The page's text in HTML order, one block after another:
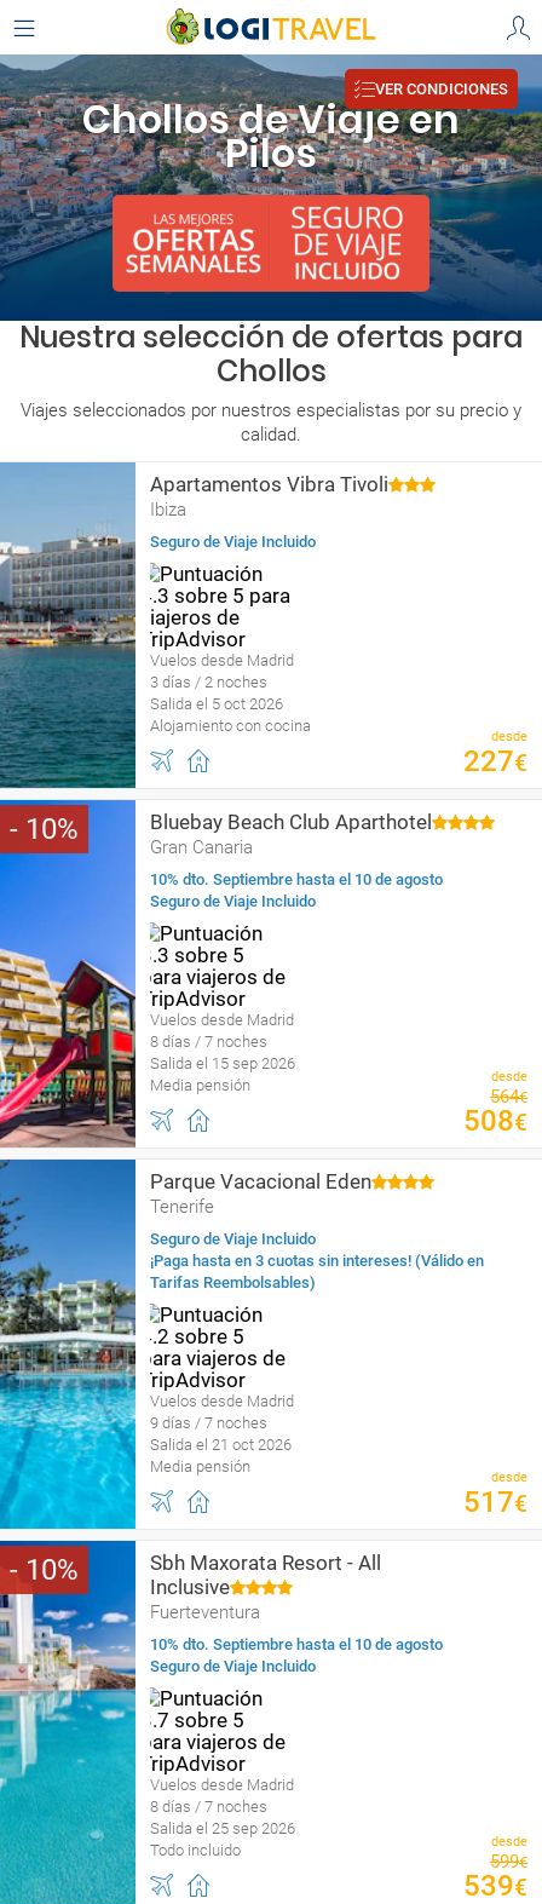
Chollos de Viaje en
Pilos
VER CONDICIONES
Nuestra selección de ofertas para
Chollos
Viajes seleccionados por nuestros especialistas por su precio y
calidad.
Apartamentos Vibra Tivoli
Ibiza
Seguro de Viaje Incluido
Vuelos desde Madrid
3 días / 2 noches
Salida el 5 oct 2026
Alojamiento con cocina
desde
227€
10 Bluebay Beach Club Aparthotel
Gran Canaria
10% dto. Septiembre hasta el 10 de agosto
Seguro de Viaje Incluido
Vuelos desde Madrid
8 días / 7 noches
Salida el 15 sep 2026
Media pensión
desde
564€
508€
Parque Vacacional Eden
Tenerife
Seguro de Viaje Incluido
¡Paga hasta en 3 cuotas sin intereses! (Válido en
Tarifas Reembolsables)
Vuelos desde Madrid
9 días / 7 noches
Salida el 21 oct 2026
Media pensión
desde
517€
10
Sbh Maxorata Resort - All
Inclusive
Fuerteventura
10% dto. Septiembre hasta el 10 de agosto
Seguro de Viaje Incluido
Vuelos desde Madrid
8 días / 7 noches
Salida el 25 sep 2026
Todo incluido
desde
599€
539€